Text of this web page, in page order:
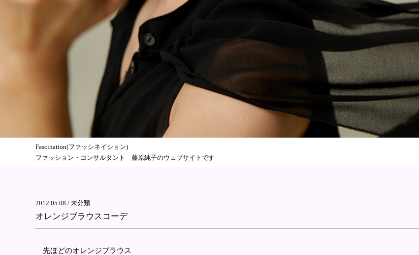
Fascination(ファッシネイション)
ファッション・コンサルタント 藤原純子のウェブサイトです
2012.05.08 / 未分類
オレンジブラウスコーデ
先ほどのオレンジブラウス